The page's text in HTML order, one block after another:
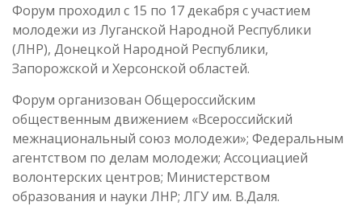
Форум проходил с 15 по 17 декабря с участием
молодежи из Луганской Народной Республики
(ЛНР), Донецкой Народной Республики,
Запорожской и Херсонской областей.
Форум организован Общероссийским
общественным движением «Всероссийский
межнациональный союз молодежи»; Федеральным
агентством по делам молодежи; Ассоциацией
волонтерских центров; Министерством
образования и науки ЛНР; ЛГУ им. В.Даля.